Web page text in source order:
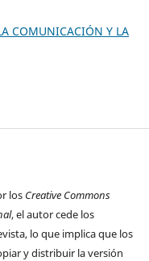
COMUNICACIÓN Y LA
los Creative Commons
, el autor cede los
lo que implica que los
y distribuir la versión